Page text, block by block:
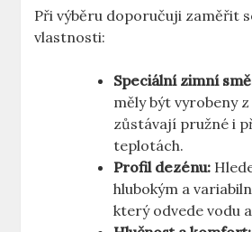
Při výběru doporučuji zaměřit
vlastnosti:
Speciální zimní
měly být vyrobeny
zůstávají pružné i
teplotách.
Profil dezénu:
hlubokým a
který odvede vodu